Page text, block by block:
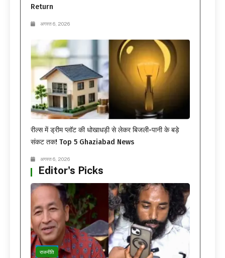
Return
अगस्त 6, 2026
रील्स में ड्रीम प्लॉट की धोखाधड़ी से लेकर बिजली-पानी के बड़े
संकट तक! Top 5 Ghaziabad News
अगस्त 6, 2026
Editor's Picks
राजनीति